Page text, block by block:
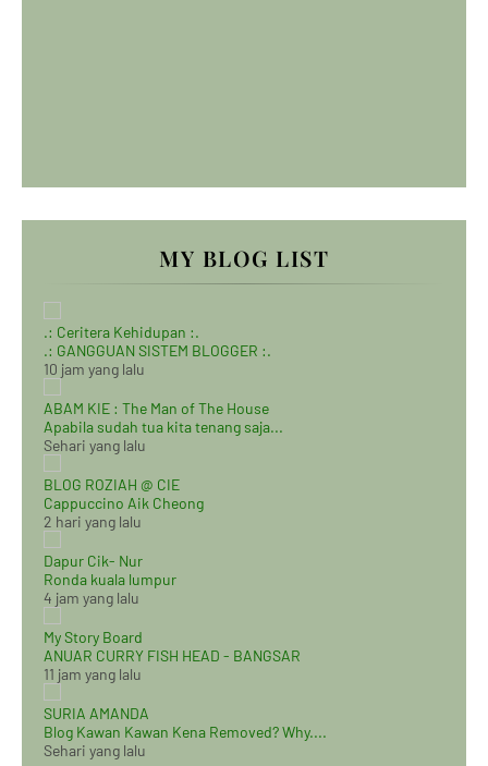
MY BLOG LIST
.: Ceritera Kehidupan :.
.: GANGGUAN SISTEM BLOGGER :.
10 jam yang lalu
ABAM KIE : The Man of The House
Apabila sudah tua kita tenang saja...
Sehari yang lalu
BLOG ROZIAH @ CIE
Cappuccino Aik Cheong
2 hari yang lalu
Dapur Cik- Nur
Ronda kuala lumpur
4 jam yang lalu
My Story Board
ANUAR CURRY FISH HEAD - BANGSAR
11 jam yang lalu
SURIA AMANDA
Blog Kawan Kawan Kena Removed? Why....
Sehari yang lalu